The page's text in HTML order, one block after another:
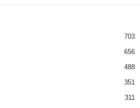
703
656
488
351
311